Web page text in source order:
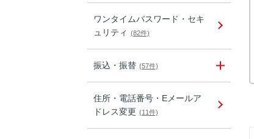
ワンタイムパスワード・セキ
ュリティ
(82件)
振込・振替 (57件)
住所・電話番号・Eメールア
ドレス変更 (11件)